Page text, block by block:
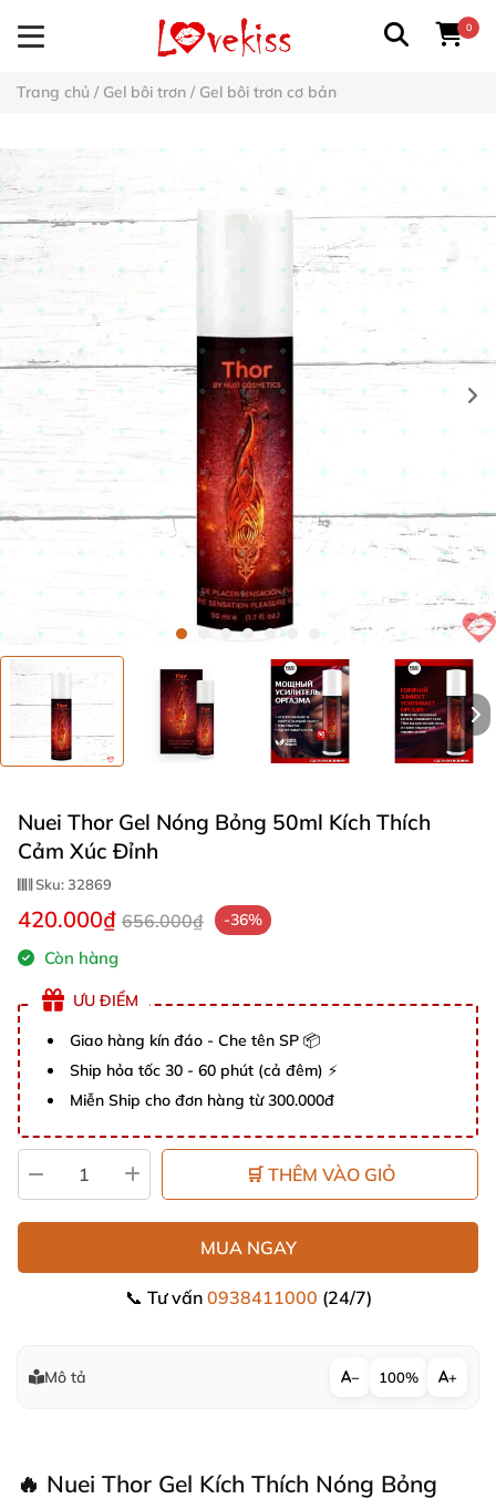
0
Trang chủ / Gel bôi trơn / Gel bôi trơn cơ bản
Nuei Thor Gel Nóng Bỏng 50ml Kích Thích
Cảm Xúc Đỉnh
Sku:32869
420.000₫ 656.000₫ -36%
Còn hàng
ƯU ĐIỂM
Giao hàng kín đáo - Che tên SP 📦
Ship hỏa tốc 30 - 60 phút (cả đêm) ⚡
Miễn Ship cho đơn hàng từ 300.000đ
🛒 THÊM VÀO GIỎ
MUA NGAY
📞 Tư vấn 0938411000 (24/7)
Mô tả − 100% +
🔥 Nuei Thor Gel Kích Thích Nóng Bỏng